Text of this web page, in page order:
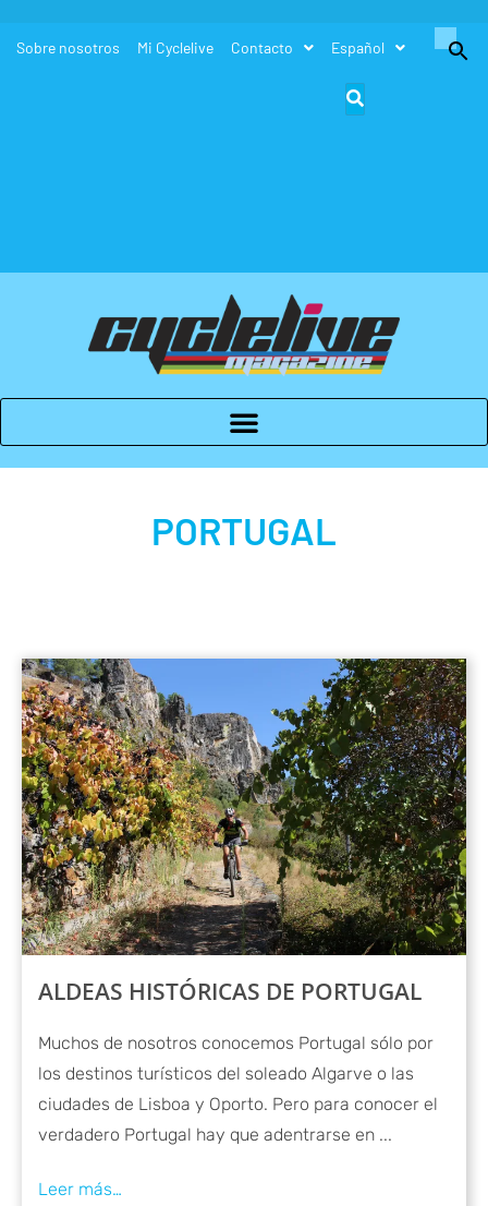
Sobre nosotros Mi Cyclelive Contacto Español
Buscar:
PORTUGAL
ALDEAS HISTÓRICAS DE PORTUGAL
Muchos de nosotros conocemos Portugal sólo por
los destinos turísticos del soleado Algarve o las
ciudades de Lisboa y Oporto. Pero para conocer el
verdadero Portugal hay que adentrarse en ...